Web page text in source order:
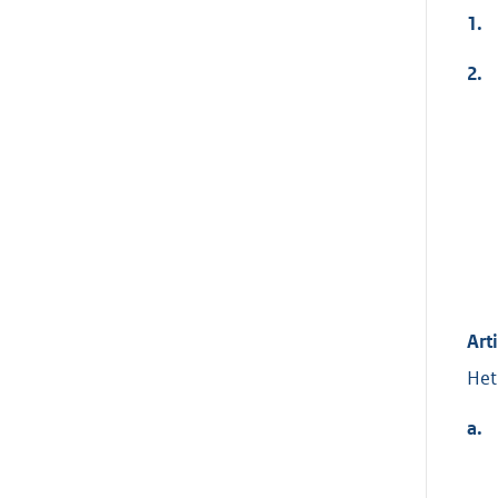
1.
2.
a.